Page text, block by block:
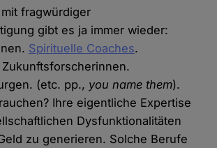
fragwürdiger
gibt es ja immer wieder:
Spirituelle Coaches.
(etc. pp., you name them).
Ihre eigentliche Expertise
Dysfunktionalitäten
zu generieren. Solche Berufe